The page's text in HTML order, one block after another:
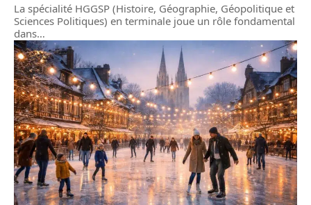
La spécialité HGGSP (Histoire, Géographie, Géopolitique et
Sciences Politiques) en terminale joue un rôle fondamental
dans…